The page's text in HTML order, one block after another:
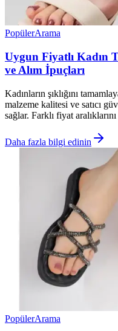
PopülerArama
Uygun Fiyatlı Kadın
ve Alım İpuçları
Kadınların şıklığını
malzeme kalitesi ve satıcı
sağlar. Farklı fiyat
Daha fazla bilgi edinin
PopülerArama